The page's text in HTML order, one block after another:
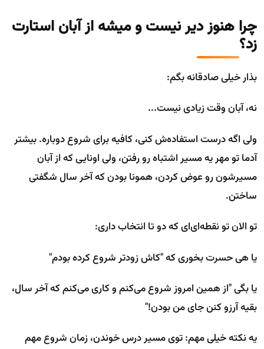
چرا هنوز دیر نیست و میشه از آبان استارت
زد؟
بذار خیلی صادقانه بگم:
نه، آبان وقت زیادی نیست...
ولی اگه درست استفاده‌ش کنی، کافیه برای شروع دوباره. بیشتر
آدما تو مهر یه مسیر اشتباه رو رفتن، ولی اونایی که از آبان
مسیرشون رو عوض کردن، همونا بودن که آخر سال شگفتی
ساختن.
تو الان تو نقطه‌ای‌ای که دو تا انتخاب داری:
یا هی حسرت بخوری که "کاش زودتر شروع کرده بودم"
یا بگی "از همین امروز شروع می‌کنم و کاری می‌کنم که آخر سال،
بقیه آرزو کنن جای من بودن!"
یه نکته خیلی مهم: توی مسیر درس خوندن، زمان شروع مهم